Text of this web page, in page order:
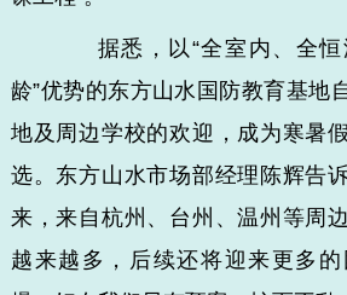
据悉，以“全室内、全恒
龄”优势的东方山水国防教育基地
地及周边学校的欢迎，成为寒暑
选。东方山水市场部经理陈辉告
来，来自杭州、台州、温州等周
越来越多，后续还将迎来更多